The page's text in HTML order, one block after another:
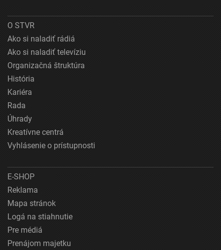
O STVR
Ako si naladiť rádiá
Ako si naladiť televíziu
Organizačná štruktúra
História
Kariéra
Rada
Úhrady
Kreatívne centrá
Vyhlásenie o prístupnosti
E-SHOP
Reklama
Mapa stránok
Logá na stiahnutie
Pre médiá
Prenájom majetku